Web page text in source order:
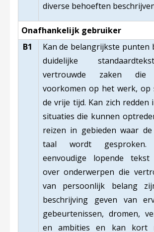
diverse behoeften
Onafhankelijk gebruiker
B1
Kan de belangrijkste punten
duidelijke
vertrouwde zaken die
voorkomen op het werk, op
de vrije tijd. Kan zich redden
situaties die kunnen
reizen in gebieden waar
taal wordt
eenvoudige lopende tekst
over onderwerpen die
van persoonlijk belang
beschrijving geven van
gebeurtenissen, dromen,
en ambities en kan kort